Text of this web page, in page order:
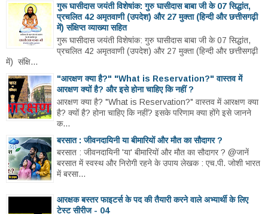
गुरू घासीदास जयंती विशेषांक: गुरु घासीदास बाबा जी के 07 सिद्धांत,
प्रचलित 42 अमृतवाणी (उपदेश) और 27 मुक्ता (हिन्दी और छत्तीसगढ़ी
में) संक्षिप्त व्याख्या सहित
गुरू घासीदास जयंती विशेषांक: गुरु घासीदास बाबा जी के 07 सिद्धांत,
प्रचलित 42 अमृतवाणी (उपदेश) और 27 मुक्ता (हिन्दी और छत्तीसगढ़ी
में) संक्षि...
"आरक्षण क्या है?" "What is Reservation?" वास्तव में
आरक्षण क्यों है? और इसे होना चाहिए कि नहीं ?
आरक्षण क्या है? "What is Reservation?" वास्तव में आरक्षण क्या
है? क्यों है? होना चाहिए कि नहीं? इसके परिणाम क्या होंगे इसे जानने
क...
बरसात : जीवनदायिनी या बीमारियों और मौत का सौदागर ?
बरसात : जीवनदायिनी 'या' बीमारियों और मौत का सौदागर ? @जानें
बरसात में स्वस्थ और निरोगी रहने के उपाय लेखक : एच.पी. जोशी भारत
में बरसा...
आरक्षक बस्तर फाइटर्स के पद की तैयारी करने वाले अभ्यार्थी के लिए
टेस्ट सीरीज - 04